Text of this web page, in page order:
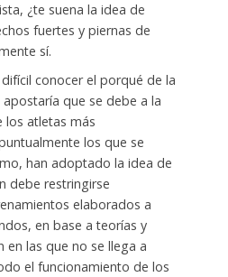
¿te suena la idea de
fuertes y piernas de
sí.
conocer el porqué de la
que se debe a la
los atletas más
los que se
han adoptado la idea de
debe restringirse
elaborados a
en base a teorías y
en las que no se llega a
el funcionamiento de los